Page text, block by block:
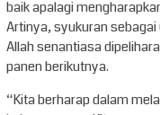
baik apalagi
Artinya, syukuran
Allah senantiasa
panen berikutnya.
“Kita berharap dalam